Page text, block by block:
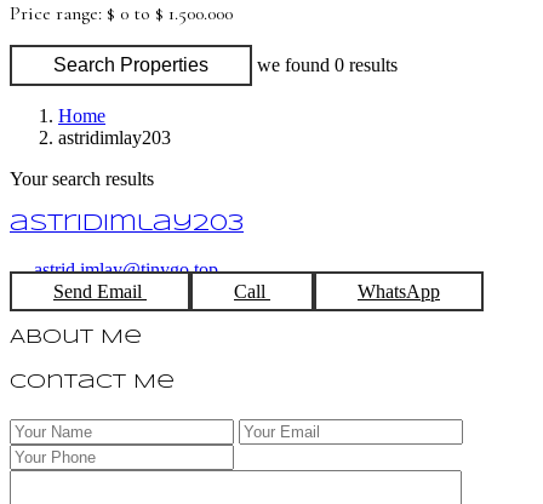
Price range: $ 0 to $ 1.500.000
Search Properties we found 0 results
Home
astridimlay203
Your search results
astridimlay203
astrid.imlay@tinygo.top
Send Email
Call WhatsApp
About Me
Contact Me